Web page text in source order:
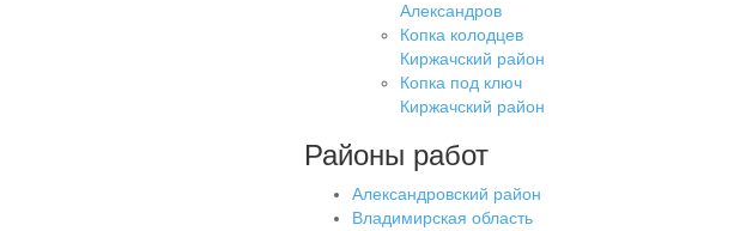
Александров
Копка колодцев
Киржачский район
Копка под ключ
Киржачский район
Районы работ
Александровский район
Владимирская область